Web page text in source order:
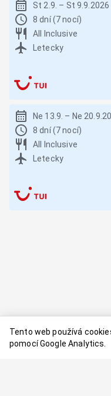
St 2.9. – St 9.9.2026
8 dní (7 nocí)
All Inclusive
Letecky
Ne 13.9. – Ne
8 dní (7 nocí)
All Inclusive
Letecky
Tento web používá
pomocí Google Analytics.